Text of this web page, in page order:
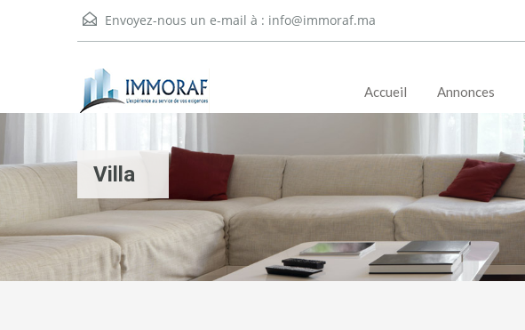
Envoyez-nous un e-mail à : info@immoraf.ma
Accueil Annonces
Villa